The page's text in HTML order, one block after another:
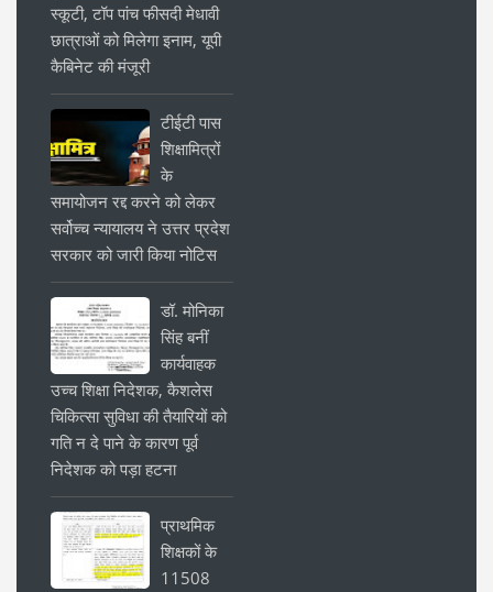
स्कूटी, टॉप पांच फीसदी मेधावी
छात्राओं को मिलेगा इनाम, यूपी
कैबिनेट की मंजूरी
टीईटी पास
शिक्षामित्रों
के
समायोजन रद्द करने को लेकर
सर्वोच्च न्यायालय ने उत्तर प्रदेश
सरकार को जारी किया नोटिस
डॉ. मोनिका
सिंह बनीं
कार्यवाहक
उच्च शिक्षा निदेशक, कैशलेस
चिकित्सा सुविधा की तैयारियों को
गति न दे पाने के कारण पूर्व
निदेशक को पड़ा हटना
प्राथमिक
शिक्षकों के
11508